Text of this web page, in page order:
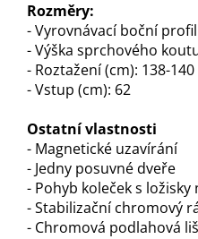
Rozměry:
- Vyrovnávací boční
- Výška sprchového
- Roztažení (cm): 138-140
- Vstup (cm): 62
Ostatní vlastnosti
- Magnetické uzavírání
- Jedny posuvné dveře
- Pohyb koleček s
- Stabilizační chromový
- Chromová podlahová